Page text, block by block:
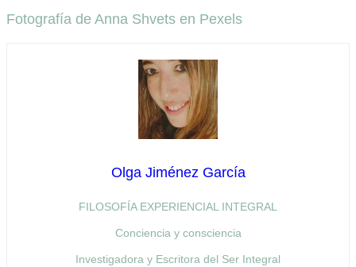
Fotografía de Anna Shvets en Pexels
Olga Jiménez García
FILOSOFÍA EXPERIENCIAL INTEGRAL
Conciencia y consciencia
Investigadora y Escritora del Ser Integral